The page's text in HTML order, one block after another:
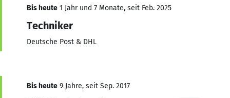
Bis heute 1 Jahr und 7 Monate, seit Feb. 2025
Techniker
Deutsche Post & DHL
Bis heute 9 Jahre, seit Sep. 2017